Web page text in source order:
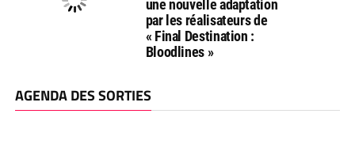
une nouvelle adaptation
par les réalisateurs de
« Final Destination :
Bloodlines »
AGENDA DES SORTIES